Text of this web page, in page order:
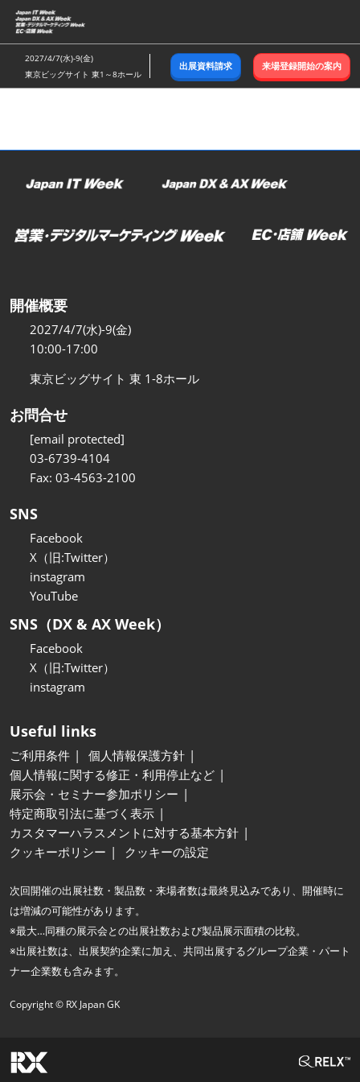
ス
キ
ッ
し
む
2027/4/7(水)-9(金)
東京ビッグサイト 東1～8ホール
出展資料請求 来場登録開始の案内
開催概要
2027/4/7(水)-9(金)
10:00-17:00
東京ビッグサイト 東 1-8ホール
お問合せ
[email protected]
03-6739-4104
Fax: 03-4563-2100
SNS
Facebook
X（旧:Twitter）
instagram
YouTube
SNS（DX & AX Week）
Facebook
X（旧:Twitter）
instagram
Useful links
ご利用条件
個人情報保護方針
個人情報に関する修正・利用停止など
展示会・セミナー参加ポリシー
特定商取引法に基づく表示
カスタマーハラスメントに対する基本方針
クッキーポリシー
クッキーの設定
次回開催の出展社数・製品数・来場者数は最終見込みであり、開催時に
は増減の可能性があります。
※最大…同種の展示会との出展社数および製品展示面積の比較。
※出展社数は、出展契約企業に加え、共同出展するグループ企業・パート
ナー企業数も含みます。
Copyright © RX Japan GK